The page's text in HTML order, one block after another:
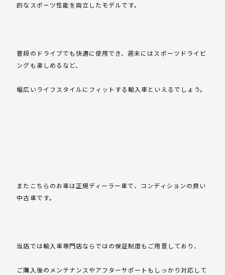
的なスポーツ性能を両立したモデルです。
普段のドライブでも快適に使用でき、週末にはスポーツドライビ
ングも楽しめるなど、
幅広いライフスタイルにフィットする輸入車といえるでしょう。
またこちらのお車は正規ディーラー車で、コンディションの良い
中古車です。
当店では輸入車専門店ならではの保証制度もご用意しており、
ご購入後のメンテナンスやアフターサポートもしっかり対応して